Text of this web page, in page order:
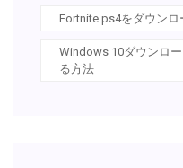
Fortnite ps4をダウンロ
Windows 10ダウンロ
る方法